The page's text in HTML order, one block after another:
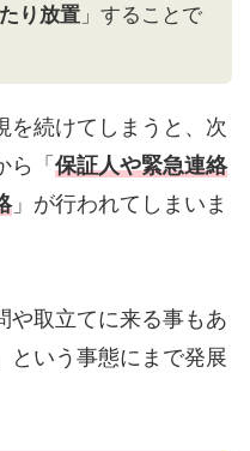
り放置 」することで
を続けてしまうと、次
ら「 保証人や緊急連絡
」が行われてしまいま
や取立てに来る事もあ
という事態にまで発展